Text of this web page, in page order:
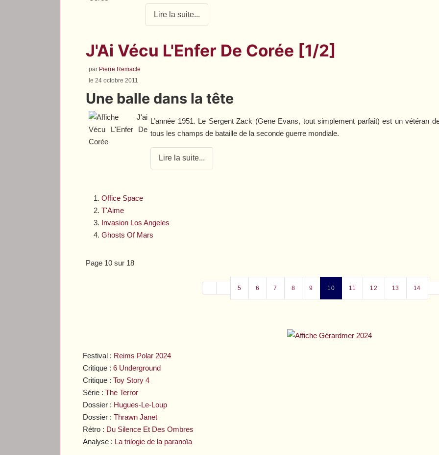
Festival : Reims Polar 2024
Critique :6 Underground
Critique :Toy Story 4
Série :The Terror
Dossier : Hugues-Le-Loup
Dossier :Thrawn Janet
Rétro : Du Silence Et Des Ombres
Analyse : La trilogie de la paranoïa
Lire la suite...
J'Ai Vécu L'Enfer De Corée [1/2]
par Pierre Remacle
le 24 octobre 2011
Une balle dans la tête
L’année 1951. Le Sergent Zack (Gene Evans, tout simplement parfait) est un vétéran
tous les champs de bataille de la seconde guerre mondiale.
Lire la suite...
Office Space
T'Aime
Invasion Los Angeles
Ghosts Of Mars
Page 10 sur 18
5 6 7 8 9 10 11 12 13 14